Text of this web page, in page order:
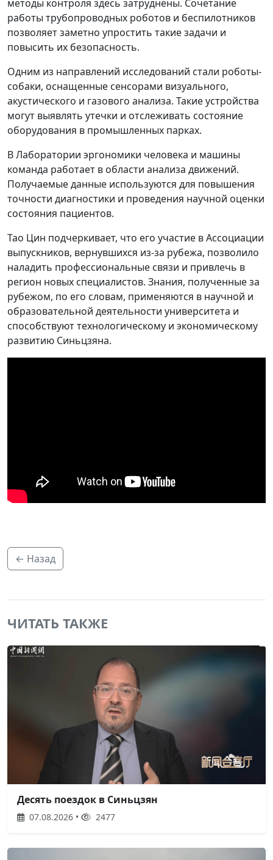
методы контроля здесь затруднены. Сочетание
работы трубопроводных роботов и беспилотников
позволяет заметно упростить такие задачи и
повысить их безопасность.
Одним из направлений исследований стали роботы-
собаки, оснащенные сенсорами визуального,
акустического и газового анализа. Такие устройства
могут выявлять утечки и отслеживать состояние
оборудования в промышленных парках.
В Лаборатории эргономики человека и машины
команда работает в области анализа движений.
Получаемые данные используются для повышения
точности диагностики и проведения научной оценки
состояния пациентов.
Тао Цин подчеркивает, что его участие в Ассоциации
выпускников, вернувшихся из-за рубежа, позволило
наладить профессиональные связи и привлечь в
регион новых специалистов. Знания, полученные за
рубежом, по его словам, применяются в научной и
образовательной деятельности университета и
способствуют технологическому и экономическому
развитию Синьцзяна.
← Назад
ЧИТАТЬ ТАКЖЕ
Десять поездок в Синьцзян
07.08.2026 • 2477